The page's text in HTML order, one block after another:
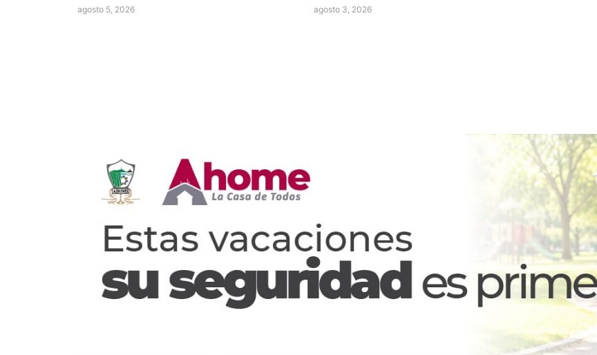
agosto 5, 2026 agosto 3, 2026